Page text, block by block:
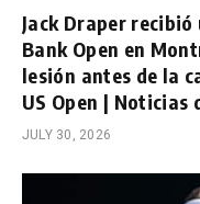
Jack Draper
Bank Open en
lesión antes de la
US Open | Noticias
JULY 30, 2026